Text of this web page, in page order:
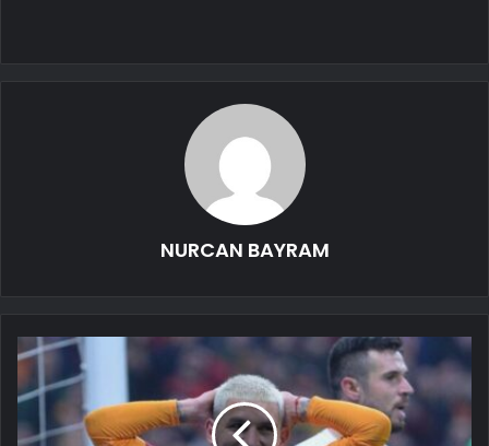
NURCAN BAYRAM